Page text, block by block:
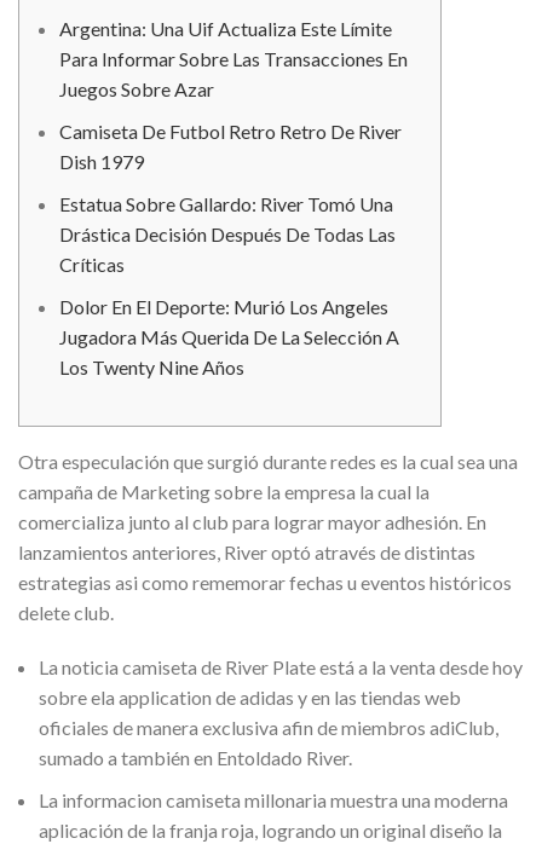
Argentina: Una Uif Actualiza Este Límite
Para Informar Sobre Las Transacciones En
Juegos Sobre Azar
Camiseta De Futbol Retro Retro De River
Dish 1979
Estatua Sobre Gallardo: River Tomó Una
Drástica Decisión Después De Todas Las
Críticas
Dolor En El Deporte: Murió Los Angeles
Jugadora Más Querida De La Selección A
Los Twenty Nine Años
Otra especulación que surgió durante redes es la cual sea una
campaña de Marketing sobre la empresa la cual la
comercializa junto al club para lograr mayor adhesión. En
lanzamientos anteriores, River optó através de distintas
estrategias asi como rememorar fechas u eventos históricos
delete club.
La noticia camiseta de River Plate está a la venta desde hoy
sobre ela application de adidas y en las tiendas web
oficiales de manera exclusiva afin de miembros adiClub,
sumado a también en Entoldado River.
La informacion camiseta millonaria muestra una moderna
aplicación de la franja roja, logrando un original diseño la